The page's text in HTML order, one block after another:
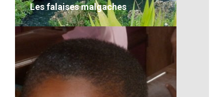
Les falaises malgaches